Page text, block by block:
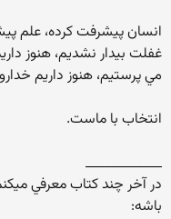
انسان پيشرفت كرده، علم
غفلت بيدار نشديم، هنوز
مي پرستيم، هنوز داريم
انتخاب با ماست.
____________
در آخر چند كتاب معرفي
باشه: